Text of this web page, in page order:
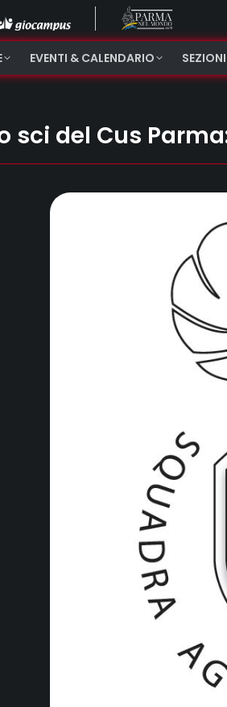
EVENTI & CALENDARIO SEZIONI
sci del Cus